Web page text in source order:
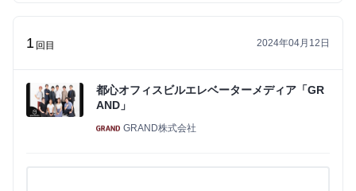
1 回目 2024年04月12日
都心オフィスビルエレベーターメディア「GR
AND」
GRAND株式会社